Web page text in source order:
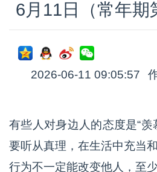
6月11日（常年期
2026-06-11 09:05:57
有些人对身边人的态度是“羡
要听从真理，在生活中充当
行为不一定能改变他人，至